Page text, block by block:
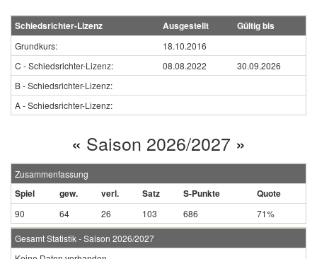
Schiedsrichter-Lizenz Ausgestellt Gültig bis
Grundkurs:
18.10.2016
C - Schiedsrichter-Lizenz:
08.08.2022
30.09.2026
B - Schiedsrichter-Lizenz:
A - Schiedsrichter-Lizenz:
« Saison 2026/2027 »
Zusammenfassung
Spiel gew. verl. Satz S-Punkte Quote
90 64 26 103 686 71%
Gesamt Statistik - Saison 2026/2027